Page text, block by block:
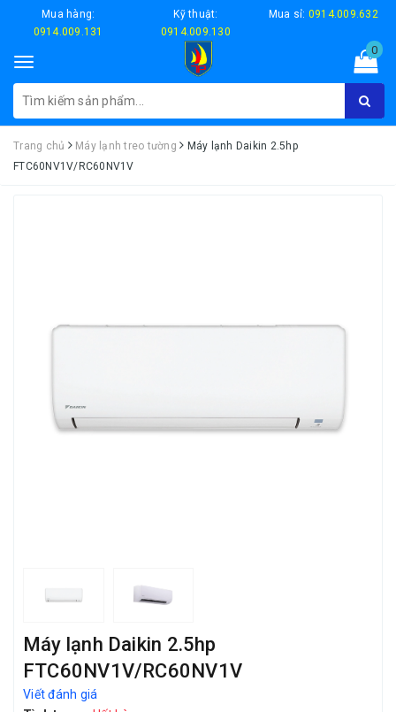
Mua hàng:
0914.009.131
Kỹ thuật:
0914.009.130
Mua sỉ: 0914.009.632
Toggle
navigation
0
Trang chủ Máy lạnh treo tường
Máy lạnh Daikin 2.5hp
FTC60NV1V/RC60NV1V
Máy lạnh Daikin 2.5hp
FTC60NV1V/RC60NV1V
Viết đánh giá